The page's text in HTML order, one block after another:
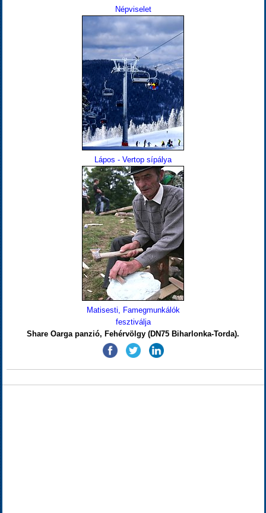
Népviselet
Lápos - Vertop sípálya
Matisesti, Famegmunkálók
fesztiválja
Share Oarga panzió, Fehérvölgy (DN75 Biharlonka-Torda).